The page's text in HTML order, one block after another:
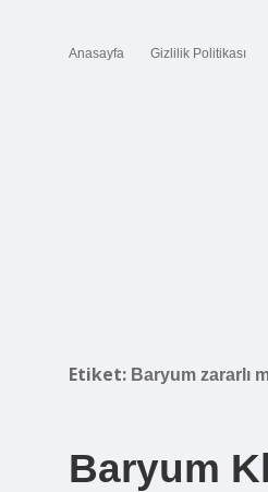
Anasayfa Gizlilik Politikası
Etiket: Baryum zararlı
Baryum